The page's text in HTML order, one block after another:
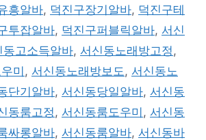
흥알바, 덕진구장기알바, 덕진구테
투잡알바, 덕진구퍼블릭알바, 서신
동고소득알바, 서신동노래방고정 ,
미 , 서신동노래방보도 , 서신동노
단기알바, 서신동당일알바, 서신동
동룸고정 , 서신동룸도우미 , 서신동
싸롱알바, 서신동룸알바, 서신동바